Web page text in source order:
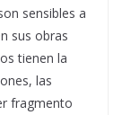
sensibles a
sus obras
tienen la
las
fragmento